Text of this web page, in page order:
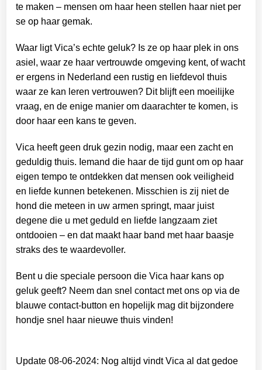
te maken – mensen om haar heen stellen haar niet per
se op haar gemak.
Waar ligt Vica’s echte geluk? Is ze op haar plek in ons
asiel, waar ze haar vertrouwde omgeving kent, of wacht
er ergens in Nederland een rustig en liefdevol thuis
waar ze kan leren vertrouwen? Dit blijft een moeilijke
vraag, en de enige manier om daarachter te komen, is
door haar een kans te geven.
Vica heeft geen druk gezin nodig, maar een zacht en
geduldig thuis. Iemand die haar de tijd gunt om op haar
eigen tempo te ontdekken dat mensen ook veiligheid
en liefde kunnen betekenen. Misschien is zij niet de
hond die meteen in uw armen springt, maar juist
degene die u met geduld en liefde langzaam ziet
ontdooien – en dat maakt haar band met haar baasje
straks des te waardevoller.
Bent u die speciale persoon die Vica haar kans op
geluk geeft? Neem dan snel contact met ons op via de
blauwe contact-button en hopelijk mag dit bijzondere
hondje snel haar nieuwe thuis vinden!
Update 08-06-2024: Nog altijd vindt Vica al dat gedoe